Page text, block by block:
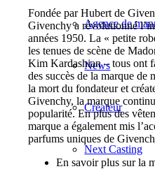
Agence de
News
Créateur
Next Casting
Fondée par Hubert de
Givenchy a révolutionné
années 1950. La « petite
les tenues de scène de
Kim Kardashian – tous ont
des succès de la marque de
la mort du fondateur et
Givenchy, la marque
popularité. En plus des
marque a également mis
parfums uniques de
En savoir plus sur la